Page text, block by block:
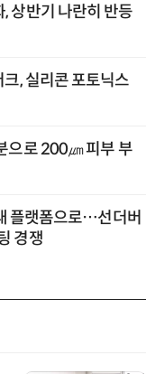
상반기 나란히 반등
, 실리콘 포토닉스
으로 200㎛ 피부 부
플랫폼으로…선더버
경쟁